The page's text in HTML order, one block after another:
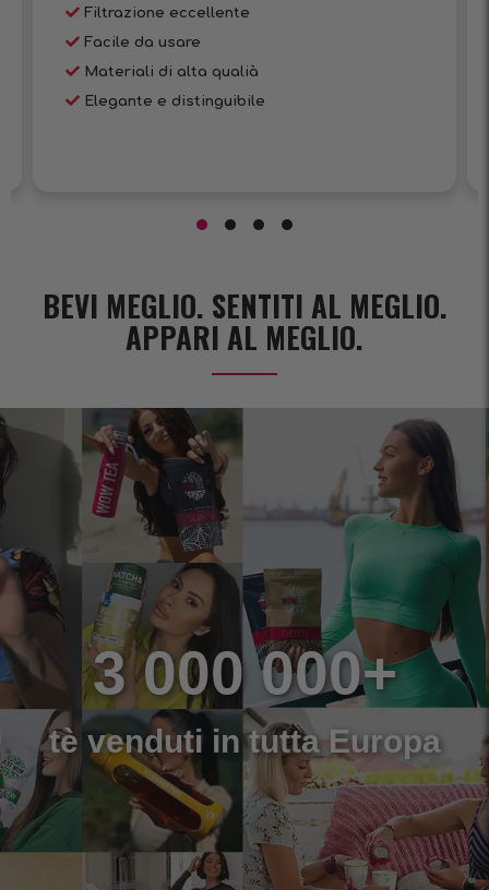
Filtrazione eccellente
Facile da usare
Materiali di alta qualià
Elegante e distinguibile
BEVI MEGLIO. SENTITI AL MEGLIO.
APPARI AL MEGLIO.
3 000 000+
tè venduti in tutta Europa